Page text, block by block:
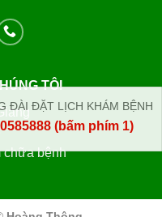
TÔI
chữa bệnh
ĐÀI ĐẶT LỊCH KHÁM BỆNH
(bấm phím 1)